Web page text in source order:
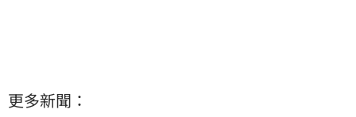
更多新聞：